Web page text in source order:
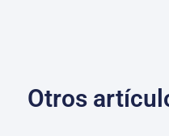
Otros